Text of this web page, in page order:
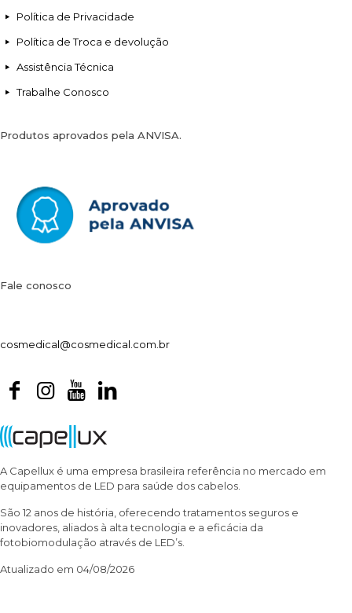
Política de Privacidade
Política de Troca e devolução
Assistência Técnica
Trabalhe Conosco
Produtos aprovados pela ANVISA.
Fale conosco
cosmedical@cosmedical.com.br
A Capellux é uma empresa brasileira referência no mercado em
equipamentos de LED para saúde dos cabelos.
São 12 anos de história, oferecendo tratamentos seguros e
inovadores, aliados à alta tecnologia e a eficácia da
fotobiomodulação através de LED’s.
Atualizado em 04/08/2026